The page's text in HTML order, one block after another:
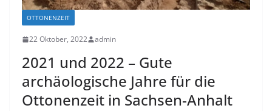
OTTONENZEIT
22 Oktober, 2022 admin
2021 und 2022 – Gute
archäologische Jahre für die
Ottonenzeit in Sachsen-Anhalt